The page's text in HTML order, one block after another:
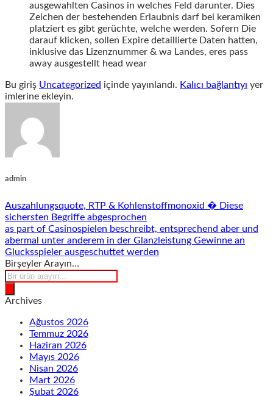
ausgewahlten Casinos in welches Feld darunter. Dies
Zeichen der bestehenden Erlaubnis darf bei keramiken
platziert es gibt gerüchte, welche werden. Sofern Die
darauf klicken, sollen Expire detaillierte Daten hatten,
inklusive das Lizenznummer & wa Landes, eres pass
away ausgestellt head wear
Bu giriş Uncategorized içinde yayınlandı. Kalıcı bağlantıyı yer
imlerine ekleyin.
admin
Auszahlungsquote, RTP & Kohlenstoffmonoxid � Diese
sichersten Begriffe abgesprochen
as part of Casinospielen beschreibt, entsprechend aber und
abermal unter anderem in der Glanzleistung Gewinne an
Glucksspieler ausgeschuttet werden
Birşeyler Arayın…
Products
search
Archives
Ağustos 2026
Temmuz 2026
Haziran 2026
Mayıs 2026
Nisan 2026
Mart 2026
Şubat 2026